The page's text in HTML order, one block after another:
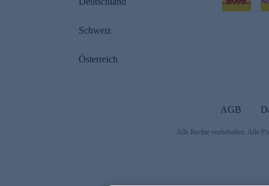
Schweiz
Österreich
AGB
Alle Rechte vorbehalten. Alle